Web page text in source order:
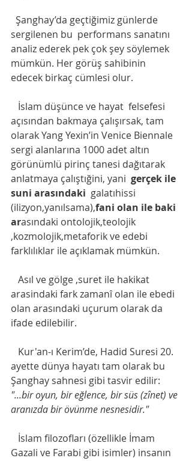
Şanghay’da geçtiğimiz günlerde
sergilenen bu  performans sanatını
analiz ederek pek çok şey söylemek
mümkün. Her görüş sahibinin
edecek birkaç cümlesi olur.
İslam düşünce ve hayat  felsefesi
açısından bakmaya çalışırsak, tam
olarak Yang Yexin’in Venice Biennale
sergi alanlarına 1000 adet altın
görünümlü pirinç tanesi dağıtarak
anlatmaya çalıştığini, yani gerçek ile
suni arasındaki galatıhissi
(ilizyon,yanılsama),fani olan ile baki
arasındaki ontolojik,teolojik
,kozmolojik,metaforik ve edebi
farklılıklar ile açıklamak mümkün.
Asıl ve gölge ,suret ile hakikat
arasindaki fark zamanî olan ile ebedi
olan arasındaki uçurum olarak da
ifade edilebilir.
Kur'an-ı Kerim’de, Hadid Suresi 20.
ayette dünya hayatı tam olarak bu
Şanghay sahnesi gibi tasvir edilir:
"...bir oyun, bir eğlence, bir süs (zînet) ve
aranızda bir övünme nesnesidir."
​   İslam filozofları (özellikle İmam
Gazali ve Farabi gibi isimler) insanın